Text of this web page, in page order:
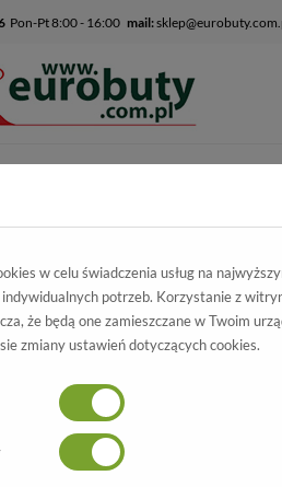
Pon-Pt 8:00 - 16:00 mail:
w celu świadczenia usług na
potrzeb. Korzystanie z
że będą one zamieszczane w Twoim
zmiany ustawień dotyczących cookies.